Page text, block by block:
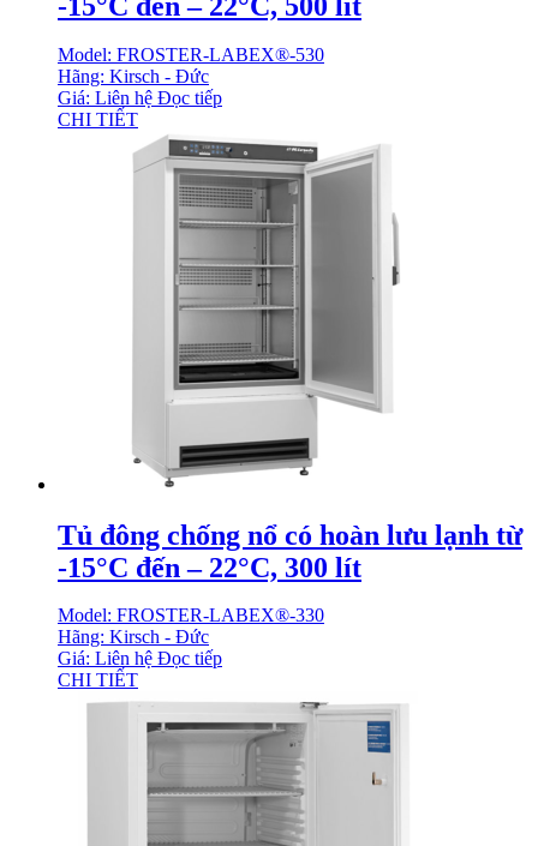
Model: FROSTER-LABEX®-530
Hãng: Kirsch - Đức
Giá: Liên hệ Đọc tiếp
CHI TIẾT
Tủ đông chống nổ có hoàn lưu lạnh từ
-15°C đến – 22°C, 300 lít
Model: FROSTER-LABEX®-330
Hãng: Kirsch - Đức
Giá: Liên hệ Đọc tiếp
CHI TIẾT